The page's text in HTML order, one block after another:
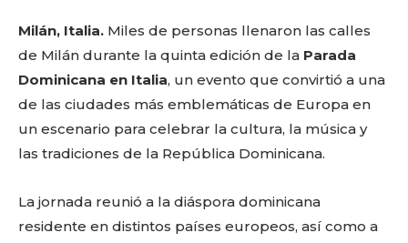
Milán, Italia. Miles de personas llenaron las calles
de Milán durante la quinta edición de la Parada
Dominicana en Italia, un evento que convirtió a una
de las ciudades más emblemáticas de Europa en
un escenario para celebrar la cultura, la música y
las tradiciones de la República Dominicana.
La jornada reunió a la diáspora dominicana
residente en distintos países europeos, así como a